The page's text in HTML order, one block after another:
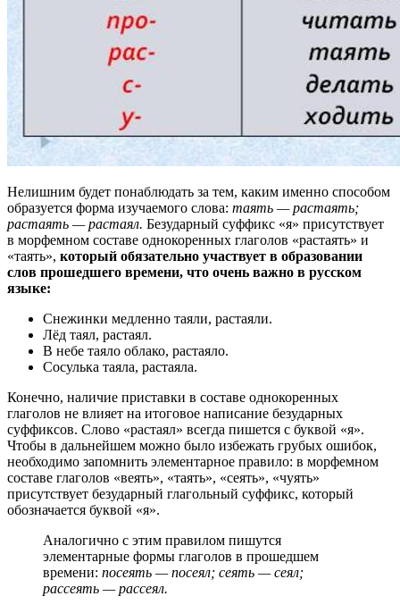
Нелишним будет понаблюдать за тем, каким именно способом
образуется форма изучаемого слова: таять — растаять;
растаять — растаял. Безударный суффикс «я» присутствует
в морфемном составе однокоренных глаголов «растаять» и
«таять», который обязательно участвует в образовании
слов прошедшего времени, что очень важно в русском
языке:
Снежинки медленно таяли, растаяли.
Лёд таял, растаял.
В небе таяло облако, растаяло.
Сосулька таяла, растаяла.
Конечно, наличие приставки в составе однокоренных
глаголов не влияет на итоговое написание безударных
суффиксов. Слово «растаял» всегда пишется с буквой «я».
Чтобы в дальнейшем можно было избежать грубых ошибок,
необходимо запомнить элементарное правило: в морфемном
составе глаголов «веять», «таять», «сеять», «чуять»
присутствует безударный глагольный суффикс, который
обозначается буквой «я».
Аналогично с этим правилом пишутся
элементарные формы глаголов в прошедшем
времени: посеять — посеял; сеять — сеял;
рассеять — рассеял.